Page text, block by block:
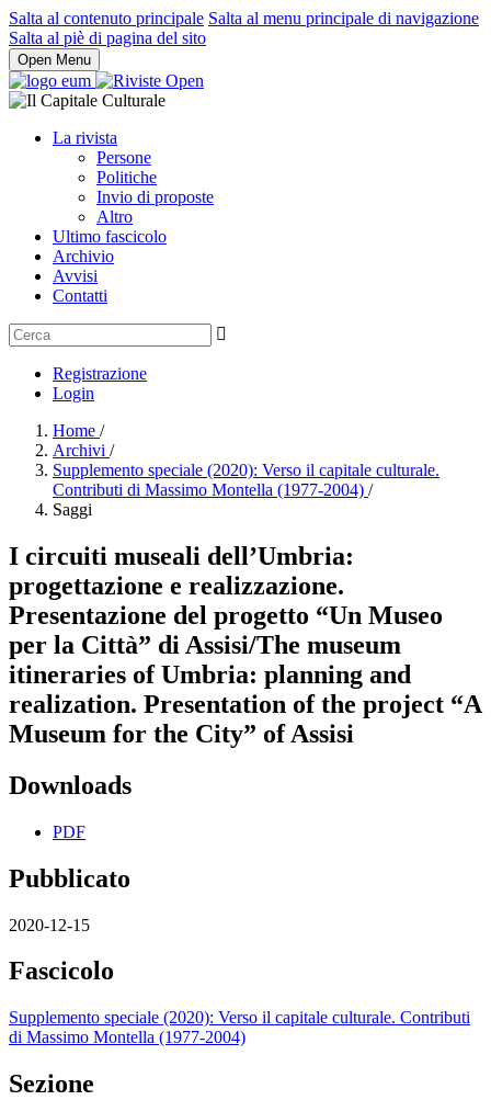
Salta al contenuto principale Salta al menu principale di navigazione
Salta al piè di pagina del sito
Open Menu
La rivista
Persone
Politiche
Invio di proposte
Altro
Ultimo fascicolo
Archivio
Avvisi
Contatti
Registrazione
Login
Home /
Archivi /
Supplemento speciale (2020): Verso il capitale culturale.
Contributi di Massimo Montella (1977-2004) /
Saggi
I circuiti museali dell’Umbria:
progettazione e realizzazione.
Presentazione del progetto “Un Museo
per la Città” di Assisi/The museum
itineraries of Umbria: planning and
realization. Presentation of the project “A
Museum for the City” of Assisi
Downloads
PDF
Pubblicato
2020-12-15
Fascicolo
Supplemento speciale (2020): Verso il capitale culturale. Contributi
di Massimo Montella (1977-2004)
Sezione